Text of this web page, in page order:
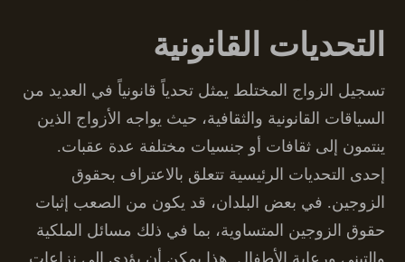
التحديات القانونية
تسجيل الزواج المختلط يمثل تحدياً قانونياً في العديد من
السياقات القانونية والثقافية، حيث يواجه الأزواج الذين
ينتمون إلى ثقافات أو جنسيات مختلفة عدة عقبات.
إحدى التحديات الرئيسية تتعلق بالاعتراف بحقوق
الزوجين. في بعض البلدان، قد يكون من الصعب إثبات
حقوق الزوجين المتساوية، بما في ذلك مسائل الملكية
والتبني ورعاية الأطفال. هذا يمكن أن يؤدي إلى نزاعات